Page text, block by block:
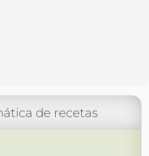
de recetas